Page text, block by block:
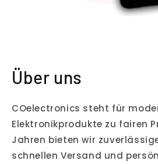
Über uns
COelectronics steht für
Elektronikprodukte zu fairen
Jahren bieten wir
schnellen Versand und